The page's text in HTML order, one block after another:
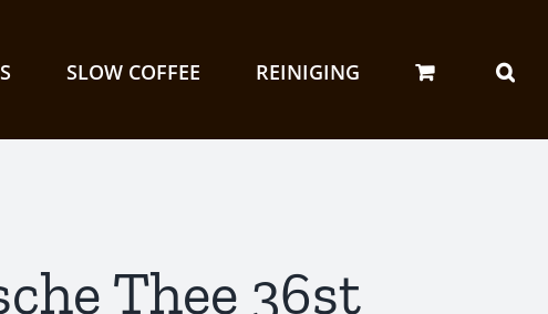
SLOW COFFEE REINIGING
Thee 36st